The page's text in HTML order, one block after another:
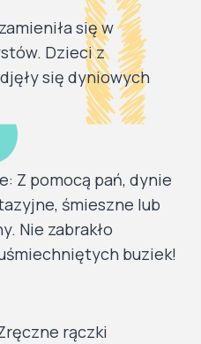
się w
Dzieci z
się dyniowych
Z pomocą pań, dynie
śmieszne lub
Nie zabrakło
buziek!
rączki